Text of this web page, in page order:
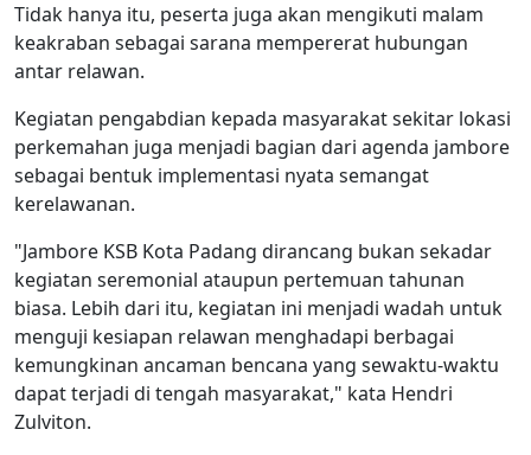
Tidak hanya itu, peserta juga akan mengikuti malam
keakraban sebagai sarana mempererat hubungan
antar relawan.
Kegiatan pengabdian kepada masyarakat sekitar lokasi
perkemahan juga menjadi bagian dari agenda jambore
sebagai bentuk implementasi nyata semangat
kerelawanan.
"Jambore KSB Kota Padang dirancang bukan sekadar
kegiatan seremonial ataupun pertemuan tahunan
biasa. Lebih dari itu, kegiatan ini menjadi wadah untuk
menguji kesiapan relawan menghadapi berbagai
kemungkinan ancaman bencana yang sewaktu-waktu
dapat terjadi di tengah masyarakat," kata Hendri
Zulviton.